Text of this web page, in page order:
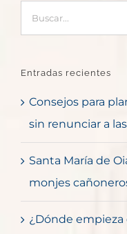
Entradas recientes
Consejos para
sin renunciar a
Santa María de
monjes
¿Dónde empieza